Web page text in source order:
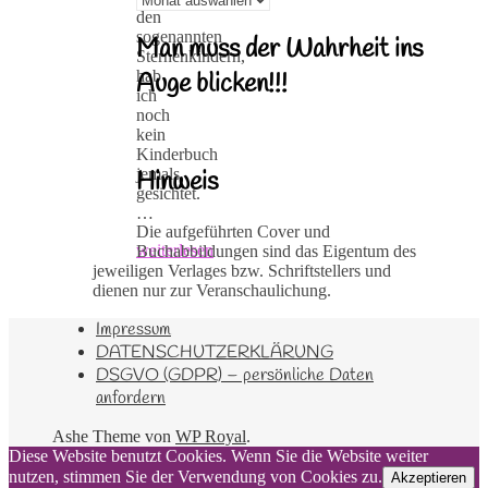
den
sogenannten
Sternenkindern,
hab
ich
noch
kein
Kinderbuch
jemals
gesichtet.
…
weiterlesen
Man muss der Wahrheit ins
Auge blicken!!!
Hinweis
Die aufgeführten Cover und
Buchabbildungen sind das Eigentum des
jeweiligen Verlages bzw. Schriftstellers und
dienen nur zur Veranschaulichung.
Impressum
DATENSCHUTZERKLÄRUNG
DSGVO (GDPR) – persönliche Daten
anfordern
Ashe Theme von WP Royal.
Diese Website benutzt Cookies. Wenn Sie die Website weiter
nutzen, stimmen Sie der Verwendung von Cookies zu. Akzeptieren